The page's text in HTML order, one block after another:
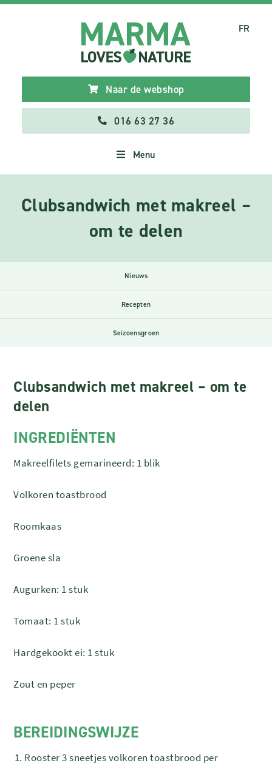
Naar de webshop
016 63 27 36
Menu
FR
Clubsandwich met makreel –
om te delen
Nieuws
Recepten
Seizoensgroen
Clubsandwich met makreel – om te
delen
INGREDIËNTEN
Makreelfilets gemarineerd: 1 blik
Volkoren toastbrood
Roomkaas
Groene sla
Augurken: 1 stuk
Tomaat: 1 stuk
Hardgekookt ei: 1 stuk
Zout en peper
BEREIDINGSWIJZE
Rooster 3 sneetjes volkoren toastbrood per